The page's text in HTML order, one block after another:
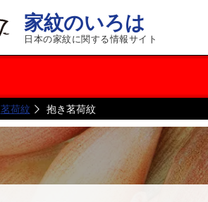
家紋のいろは
日本の家紋に関する情報サイト
茗荷紋 抱き茗荷紋